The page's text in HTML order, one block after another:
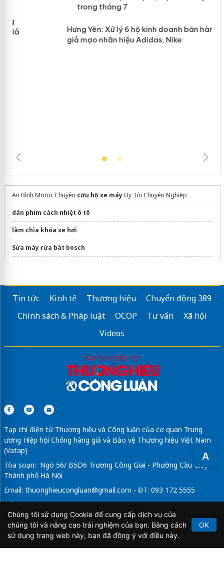
A
mại trong tháng 7
An Bình Motor Chuyên cứu hộ xe máyUy Tín Chuyên Nghiệp
dán phim cách nhiệt ô tô
làm chìa khóa xe hơi
Sửa máy rửa bát bosch
máy xay làm sữa đậu nành
Tin tức Kinh tế Thương hiệu
Chuyển động 389
Chính sách & Pháp luật
OCOP Tư vấn
Xã hội
Videos
Tạp chí điện tử Thương hiệu và Công luận của cơ quan Trung
ương Hiệp hội Chống hàng giả và Bảo vệ Thương hiệu Việt Nam
(Vatap)
Tòa soạn: Ngõ 56/ B5D6 Trương Công Giai - Phường Cầu Giấy -
Thành phố Hà Nội
Email: thuonghieucongluan@gmail.com - ĐT: 093 172 5555
Tổng Biên Tập: Vũ Đức Thuận
Giấy phép hoạt động báo chí điện tử số 64/GP-BTTTT do Bộ
Thông tin và Truyền thông cấp ngày 21/2/2020.
Chúng tôi sử dụng Cookie để cung cấp dịch vụ của
chúng tôi và nâng cao trải nghiệm của bạn. Bằng cách
sử dụng trang web này, bạn đã đồng ý với điều này.
OK